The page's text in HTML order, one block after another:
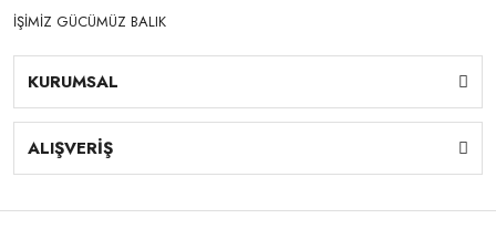
İŞİMİZ GÜCÜMÜZ BALIK
KURUMSAL
ALIŞVERİŞ